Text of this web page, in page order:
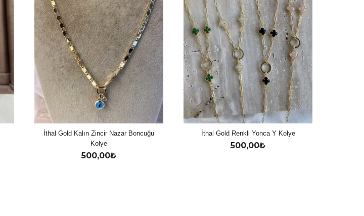
İthal Gold Kalın Zincir Nazar Boncuğu
Kolye
500,00₺
İthal Gold Renkli Yonca Y Kolye
500,00₺